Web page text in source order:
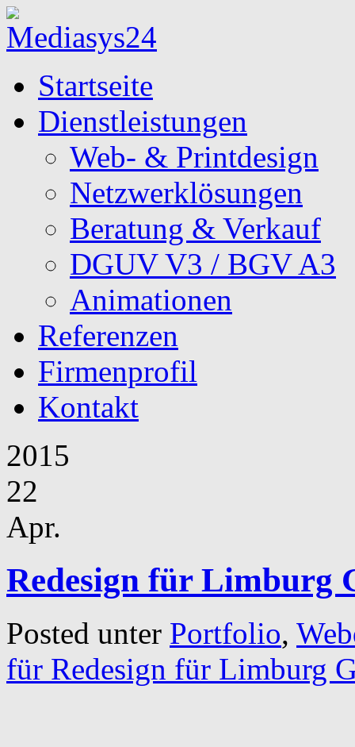
Startseite
Dienstleistungen
Web- & Printdesign
Netzwerklösungen
Beratung & Verkauf
DGUV V3 / BGV A3
Animationen
Referenzen
Firmenprofil
Kontakt
2015
22
Apr.
Redesign für Limburg
Posted unter Portfolio,
für Redesign für Limburg